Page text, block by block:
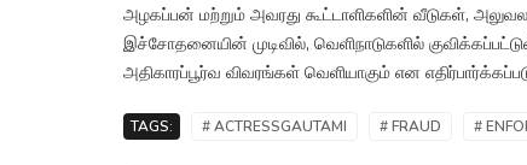
அழகப்பன் மற்றும் அவரது கூட்டாளிகளின் வீடுகள்,
இச்சோதனையின் முடிவில், வெளிநாடுகளில்
அதிகாரப்பூர்வ விவரங்கள் வெளியாகும் என
TAGS: # ACTRESSGAUTAMI # FRAUD #